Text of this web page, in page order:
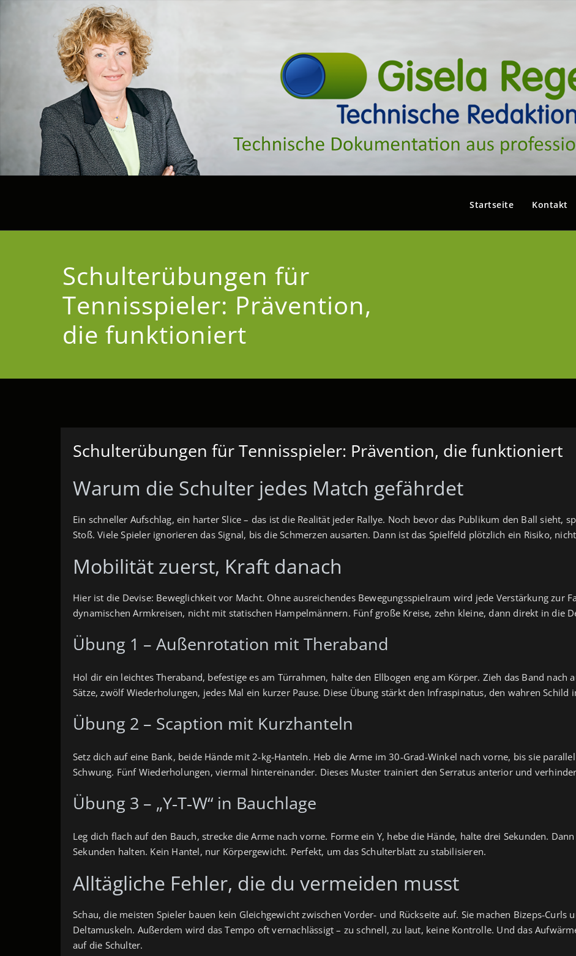
Startseite Kontakt
Schulterübungen für
Tennisspieler: Prävention,
die funktioniert
Schulterübungen für Tennisspieler: Prävention, die funktioniert
Warum die Schulter jedes Match gefährdet
Ein schneller Aufschlag, ein harter Slice – das ist die Realität jeder Rallye. Noch bevor das Publikum den Ball sieht,
Stoß. Viele Spieler ignorieren das Signal, bis die Schmerzen ausarten. Dann ist das Spielfeld plötzlich ein Risiko,
Mobilität zuerst, Kraft danach
Hier ist die Devise: Beweglichkeit vor Macht. Ohne ausreichendes Bewegungsspielraum wird jede Verstärkung zur
dynamischen Armkreisen, nicht mit statischen Hampelmännern. Fünf große Kreise, zehn kleine, dann direkt in die
Übung 1 – Außenrotation mit Theraband
Hol dir ein leichtes Theraband, befestige es am Türrahmen, halte den Ellbogen eng am Körper. Zieh das Band nach
Sätze, zwölf Wiederholungen, jedes Mal ein kurzer Pause. Diese Übung stärkt den Infraspinatus, den wahren Schild
Übung 2 – Scaption mit Kurzhanteln
Setz dich auf eine Bank, beide Hände mit 2‑kg-Hanteln. Heb die Arme im 30‑Grad‑Winkel nach vorne, bis sie
Schwung. Fünf Wiederholungen, viermal hintereinander. Dieses Muster trainiert den Serratus anterior und
Übung 3 – „Y‑T‑W“ in Bauchlage
Leg dich flach auf den Bauch, strecke die Arme nach vorne. Forme ein Y, hebe die Hände, halte drei Sekunden.
Sekunden halten. Kein Hantel, nur Körpergewicht. Perfekt, um das Schulterblatt zu stabilisieren.
Alltägliche Fehler, die du vermeiden musst
Schau, die meisten Spieler bauen kein Gleichgewicht zwischen Vorder‑ und Rückseite auf. Sie machen Bizeps‑Curls
Deltamuskeln. Außerdem wird das Tempo oft vernachlässigt – zu schnell, zu laut, keine Kontrolle. Und das
auf die Schulter.